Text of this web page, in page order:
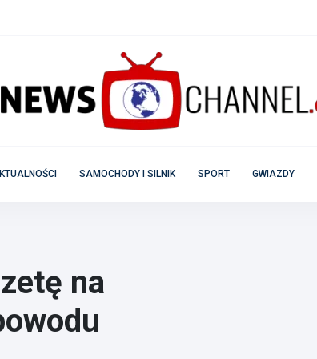
SAMOCHODY I SILNIK SPORT GWIAZDY
na